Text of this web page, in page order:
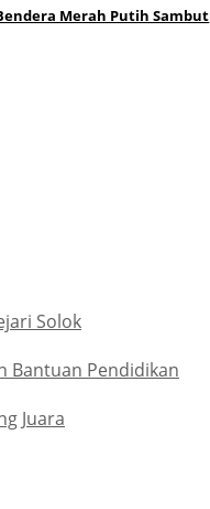
Merah Putih Sambut
Solok
Bantuan Pendidikan
Juara